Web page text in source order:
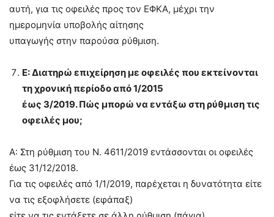
αυτή, για τις οφειλές προς τον ΕΦΚΑ, μέχρι την
ημερομηνία υποβολής αίτησης
υπαγωγής στην παρούσα ρύθμιση.
Ε: Διατηρώ επιχείρηση με οφειλές που εκτείνονται
τη χρονική περίοδο από 1/2015
έως 3/2019. Πώς μπορώ να εντάξω στη ρύθμιση τις
οφειλές μου;
Α: Στη ρύθμιση του Ν. 4611/2019 εντάσσονται οι οφειλές
έως 31/12/2018.
Για τις οφειλές από 1/1/2019, παρέχεται η δυνατότητα είτε
να τις εξοφλήσετε (εφάπαξ)